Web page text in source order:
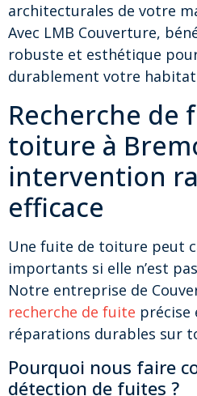
architecturales de votre
Avec LMB Couverture,
robuste et esthétique
durablement votre
Recherche de
toiture à
intervention
efficace
Une fuite de toiture peut
importants si elle n’est
Notre entreprise de
recherche de fuite
réparations durables sur
Pourquoi nous faire
détection de fuites ?